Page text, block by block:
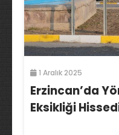
1 Aralık 2025
Erzincan’da
Eksikliği